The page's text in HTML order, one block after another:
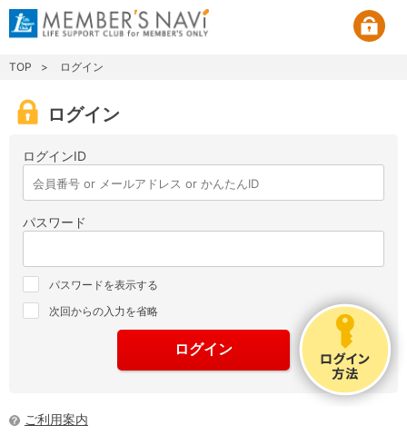
TOP ログイン
ログイン
ログインID
パスワード
パスワードを表示する
次回からの入力を省略
ご利用案内